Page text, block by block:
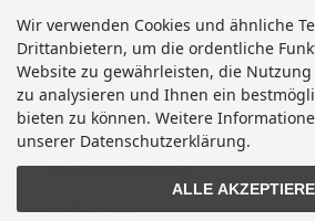
Lieferzeit
Vertrag widerrufen
Cookie Einstellungen
INFORMATIONEN
Sitemap
Wir verwenden Cookies und ähnliche
Drittanbietern, um die ordentliche
Website zu gewährleisten, die
zu analysieren und Ihnen ein
bieten zu können. Weitere
unserer Datenschutzerklärung.
ALLE